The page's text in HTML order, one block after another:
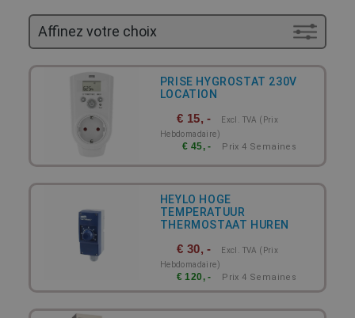
Affinez votre choix
PRISE HYGROSTAT 230V
LOCATION
€ 15, -
Excl. TVA (prix
Hebdomadaire)
€ 45, - Prix 4 Semaines
HEYLO HOGE
TEMPERATUUR
THERMOSTAAT HUREN
€ 30, -
Excl. TVA (prix
Hebdomadaire)
€ 120, - Prix 4 Semaines